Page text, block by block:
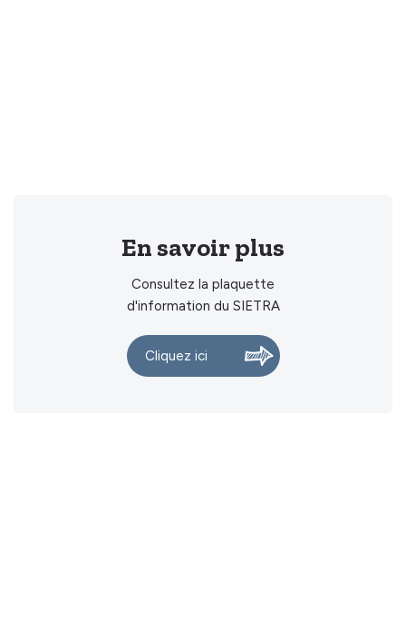
En savoir plus
Consultez la plaquette
d'information du SIETRA
Cliquez ici